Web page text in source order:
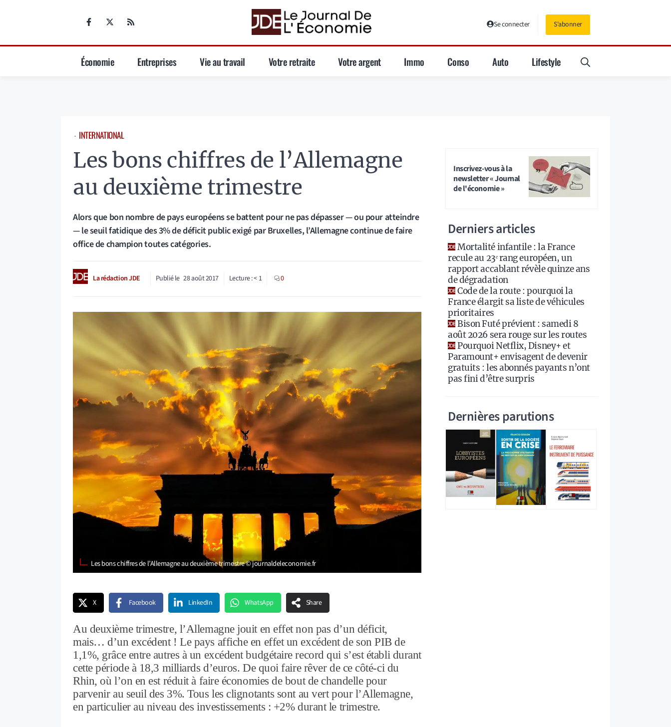
Se connecter S'abonner
Économie Entreprises Vie au travail Votre retraite Votre argent Immo Conso Auto Lifestyle
⋅ INTERNATIONAL
Les bons chiffres de l’Allemagne
au deuxième trimestre
Alors que bon nombre de pays européens se battent pour ne pas dépasser — ou pour atteindre
— le seuil fatidique des 3% de déficit public exigé par Bruxelles, l’Allemagne continue de faire
office de champion toutes catégories.
La rédaction JDE Publié le 28 août 2017 Lecture :< 1 0
Les bons chiffres de l’Allemagne au deuxième trimestre © journaldeleconomie.fr
X Facebook LinkedIn WhatsApp Share
Au deuxième trimestre, l’Allemagne jouit en effet non pas d’un déficit,
mais… d’un excédent ! Le pays affiche en effet un excédent de son PIB de
1,1%, grâce entre autres à un excédent budgétaire record qui s’est établi durant
cette période à 18,3 milliards d’euros. De quoi faire rêver de ce côté-ci du
Rhin, où l’on en est réduit à faire économies de bout de chandelle pour
parvenir au seuil des 3%. Tous les clignotants sont au vert pour l’Allemagne,
en particulier au niveau des investissements : +2% durant le trimestre.
Inscrivez-vous à la
newsletter « Journal
de l'économie »
Derniers articles
Mortalité infantile : la France
recule au 23ᵉ rang européen, un
rapport accablant révèle quinze ans
de dégradation
Code de la route : pourquoi la
France élargit sa liste de véhicules
prioritaires
Bison Futé prévient : samedi 8
août 2026 sera rouge sur les routes
Pourquoi Netflix, Disney+ et
Paramount+ envisagent de devenir
gratuits : les abonnés payants n’ont
pas fini d’être surpris
Dernières parutions